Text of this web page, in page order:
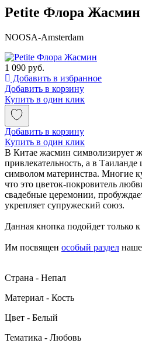
Petite Флора Жасмин
NOOSA-Amsterdam
1 090 руб.
Добавить в избранное
Добавить в корзину
Купить в один клик
Добавить в корзину
Купить в один клик
В Китае жасмин символизирует
привлекательность, а в
символом материнства. Многие
что это цветок-покровитель
свадебные церемонии,
укрепляет супружеский союз.
Данная кнопка подойдет только
Им посвящен особый раздел
Страна - Непал
Материал - Кость
Цвет - Белый
Тематика - Любовь